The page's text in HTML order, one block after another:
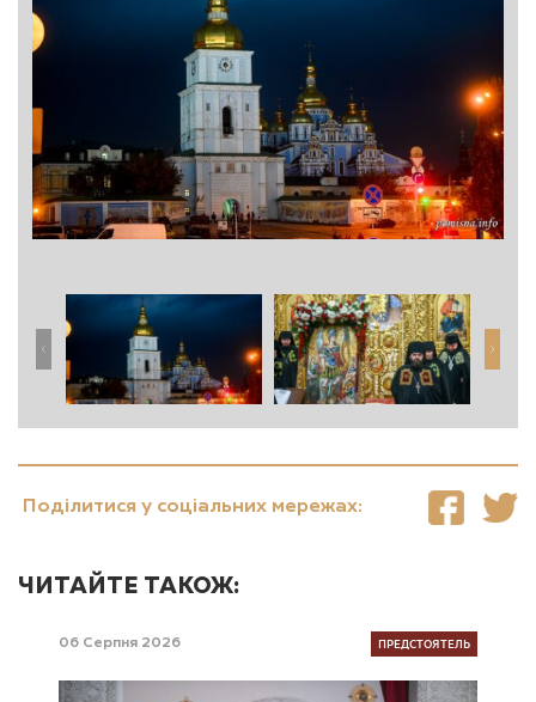
Поділитися у соціальних мережах:
ЧИТАЙТЕ ТАКОЖ:
06 Серпня 2026 ПРЕДСТОЯТЕЛЬ